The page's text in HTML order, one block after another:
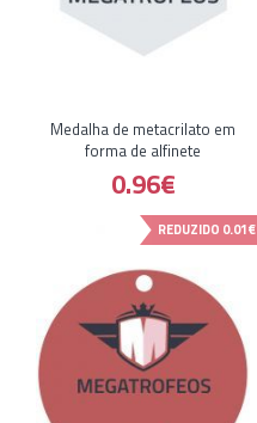
Medalha de metacrilato em
forma de alfinete
0.96€
REDUZIDO 0.01€